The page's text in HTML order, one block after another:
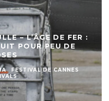
– L’ÂGE DE FER :
POUR PEU DE
FESTIVAL DE CANNES